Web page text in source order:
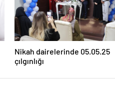
Nikah dairelerinde 05.05.25
çılgınlığı